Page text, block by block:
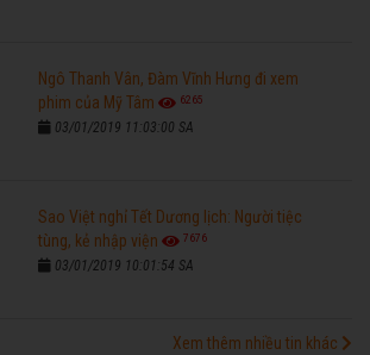
Ngô Thanh Vân, Đàm Vĩnh Hưng đi xem
phim của Mỹ Tâm
6265
03/01/2019 11:03:00 SA
Sao Việt nghỉ Tết Dương lịch: Người tiệc
tùng, kẻ nhập viện
7676
03/01/2019 10:01:54 SA
Xem thêm nhiều tin khác